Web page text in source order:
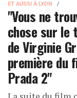
ET AUSSI À LYON
"Vous ne
chose sur le
de Virginie
première du
Prada 2"